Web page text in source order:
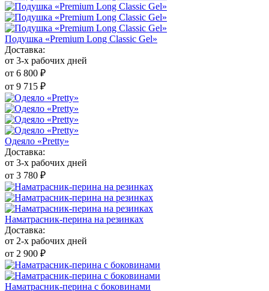
Подушка «Premium Long Classic Gel»
Доставка:
от 3-х рабочих дней
от 6 800 ₽
от 9 715 ₽
Одеяло «Pretty»
Доставка:
от 3-х рабочих дней
от 3 780 ₽
Наматрасник-перина на резинках
Доставка:
от 2-х рабочих дней
от 2 900 ₽
Наматрасник-перина с боковинами